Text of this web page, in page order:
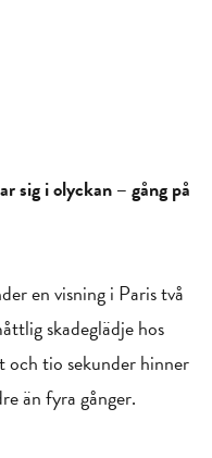
sig i olyckan – gång på
en visning i Paris två
skadeglädje hos
och tio sekunder hinner
än fyra gånger.